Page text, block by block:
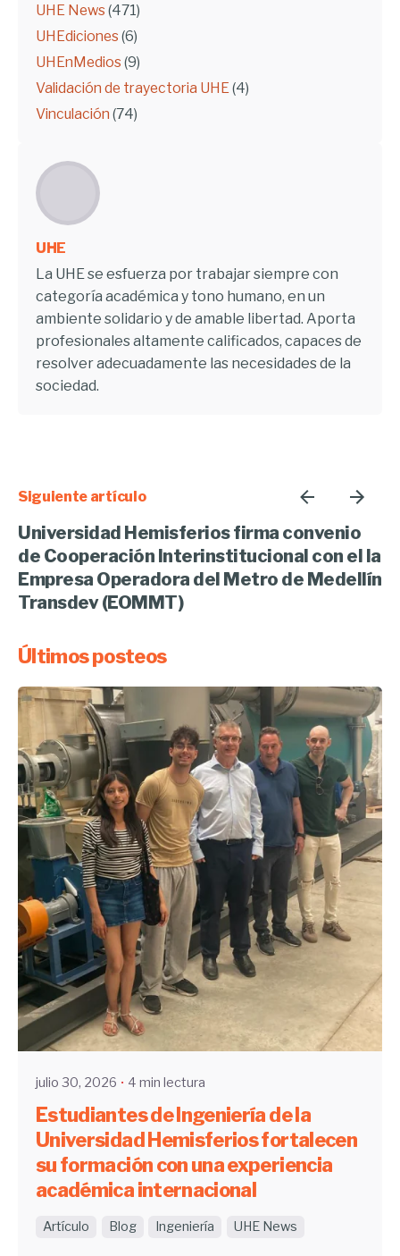
UHE News (471)
UHEdiciones (6)
UHEnMedios (9)
Validación de trayectoria UHE (4)
Vinculación (74)
UHE
La UHE se esfuerza por trabajar siempre con
categoría académica y tono humano, en un
ambiente solidario y de amable libertad. Aporta
profesionales altamente calificados, capaces de
resolver adecuadamente las necesidades de la
sociedad.
Siguiente artículo
Universidad Hemisferios firma convenio
de Cooperación Interinstitucional con el la
Empresa Operadora del Metro de Medellín
Transdev (EOMMT)
Últimos posteos
Enviado por
UHE
julio 30, 2026 4 min lectura
Estudiantes de Ingeniería de la
Universidad Hemisferios fortalecen
su formación con una experiencia
académica internacional
Artículo Blog Ingeniería UHE News